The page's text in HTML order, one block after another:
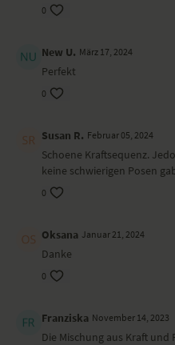
0
New U. März 17, 2024
Perfekt
0
Susan R. Februar 05, 2024
Schoene Kraftsequenz.
keine schwierigen Posen
0
Oksana Januar 21, 2024
Danke
0
Franziska November 14, 2023
Die Mischung aus Kraft